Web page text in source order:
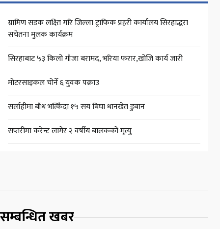
ग्रामिण सडक लक्ष्ति गरि जिल्ला ट्राफिक प्रहरी कार्यालय सिरहाद्धरा
सचेतना मुलक कार्यक्रम
सिरहाबाट ५३ किलो गाँजा बरामद, भरिया फरार,खोजि कार्य जारी
मोटरसाइकल चोर्ने ६ युवक पक्राउ
सर्लाहीमा बाँध भत्किँदा १५ सय बिघा धानखेत डुबान
सप्तरीमा करेन्ट लागेर २ वर्षीय बालकको मृत्यु
सम्बन्धित खबर